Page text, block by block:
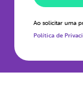
Ao solicitar uma
Política de